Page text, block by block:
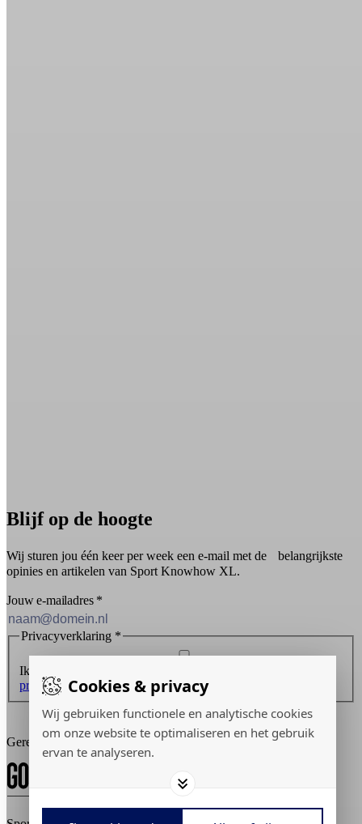
Cookies & privacy
Wij gebruiken functionele en analytische cookies
om onze website te optimaliseren en het gebruik
ervan te analyseren.
Blijf op de hoogte
Wij sturen jou één keer per week een e-mail met de belangrijkste
opinies en artikelen van Sport Knowhow XL.
Jouw e-mailadres *
Privacyverklaring *
Ik ontvang graag de nieuwsbrief en ga akkoord met de
privacyverklaring.
Inschrijven
Gerealiseerd door: